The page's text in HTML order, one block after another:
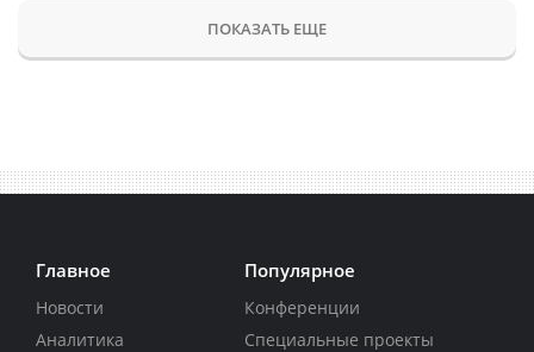
ПОКАЗАТЬ ЕЩЕ
Главное
Новости
Аналитика
Популярное
Конференции
Специальные проекты